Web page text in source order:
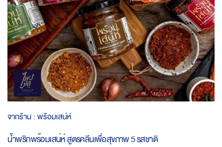
to
beginning
จากร้าน :พร้อมเสน่ห์
น้ำพริกพร้อมเสน่ห์ สูตรคลีนเพื่อสุขภาพ 5 รสชาติ